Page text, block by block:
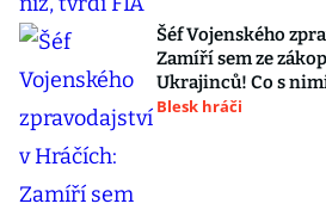
Šéf Vojenského
Zamíří sem ze
Ukrajinců! Co s
Blesk hráči